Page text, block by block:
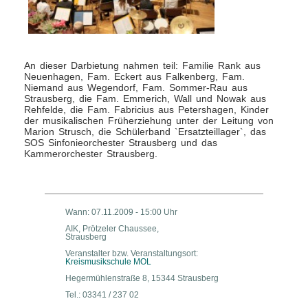
An dieser Darbietung nahmen teil: Familie Rank aus
Neuenhagen, Fam. Eckert aus Falkenberg, Fam.
Niemand aus Wegendorf, Fam. Sommer-Rau aus
Strausberg, die Fam. Emmerich, Wall und Nowak aus
Rehfelde, die Fam. Fabricius aus Petershagen, Kinder
der musikalischen Früherziehung unter der Leitung von
Marion Strusch, die Schülerband `Ersatzteillager`, das
SOS Sinfonieorchester Strausberg und das
Kammerorchester Strausberg.
Wann: 07.11.2009 - 15:00 Uhr
AIK, Prötzeler Chaussee,
Strausberg
Veranstalter bzw. Veranstaltungsort:
Kreismusikschule MOL
Hegermühlenstraße 8, 15344 Strausberg
Tel.: 03341 / 237 02